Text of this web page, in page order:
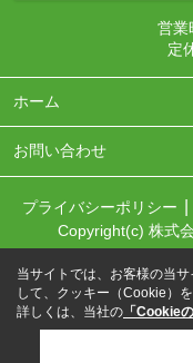
営業
定
ホーム
お問い合わせ
プライバシーポリシー
Copyright(c) 株式
当サイトでは、お客様の当
して、クッキー（Cookie）を
詳しくは、当社の 「Cookie